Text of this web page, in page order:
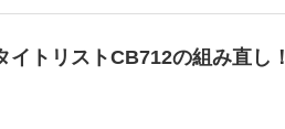
イトリストCB712の組み直し！